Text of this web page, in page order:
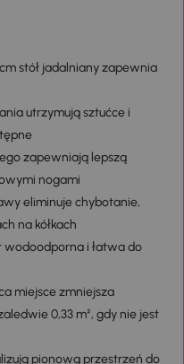
stół jadalniany zapewnia
utrzymują sztućce i
zapewniają lepszą
nogami
eliminuje chybotanie,
na kółkach
i łatwa do
miejsce zmniejsza
0,33 m², gdy nie jest
pionową przestrzeń do